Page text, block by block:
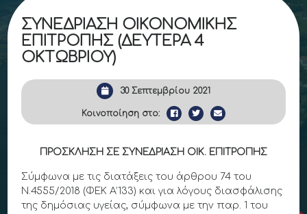
ΣΥΝΕΔΡΙΑΣΗ ΟΙΚΟΝΟΜΙΚΗΣ
ΕΠΙΤΡΟΠΗΣ (ΔΕΥΤΕΡΑ 4
ΟΚΤΩΒΡΙΟΥ)
30 Σεπτεμβρίου 2021
Κοινοποίηση στο:
ΠΡΟΣΚΛΗΣΗ ΣΕ ΣΥΝΕΔΡΙΑΣΗ ΟΙΚ. ΕΠΙΤΡΟΠΗΣ
Σύμφωνα με τις διατάξεις του άρθρου 74 του
Ν.4555/2018 (ΦΕΚ Α’133) και για λόγους διασφάλισης
της δημόσιας υγείας, σύμφωνα με την παρ. 1 του